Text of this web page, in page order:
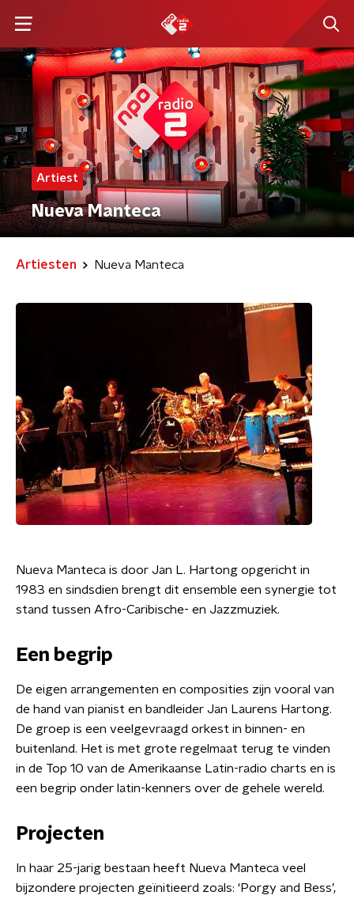
Artiest
Nueva Manteca
Artiesten Nueva Manteca
Nueva Manteca is door Jan L. Hartong opgericht in
1983 en sindsdien brengt dit ensemble een synergie tot
stand tussen Afro-Caribische- en Jazzmuziek.
Een begrip
De eigen arrangementen en composities zijn vooral van
de hand van pianist en bandleider Jan Laurens Hartong.
De groep is een veelgevraagd orkest in binnen- en
buitenland. Het is met grote regelmaat terug te vinden
in de Top 10 van de Amerikaanse Latin-radio charts en is
een begrip onder latin-kenners over de gehele wereld.
Projecten
In haar 25-jarig bestaan heeft Nueva Manteca veel
bijzondere projecten geïnitieerd zoals: ‘Porgy and Bess’,